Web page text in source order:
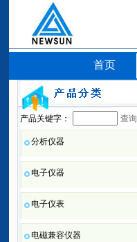
首页
产品关键字： 查询
分析仪器
电子仪器
电子仪表
电磁兼容仪器